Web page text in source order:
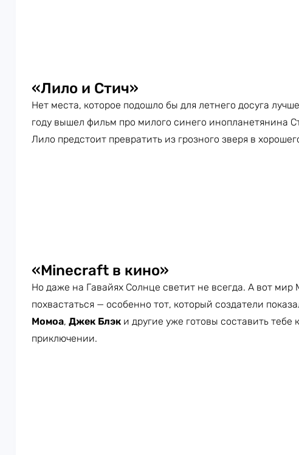
«Лило и Стич»
Нет места, которое подошло бы для летнего досуга
году вышел фильм про милого синего инопланетянина
Лило предстоит превратить из грозного зверя в
«Minecraft в кино»
Но даже на Гавайях Солнце светит не всегда. А вот
похвастаться — особенно тот, который создатели
Момоа, Джек Блэк и другие уже готовы составить
приключении.